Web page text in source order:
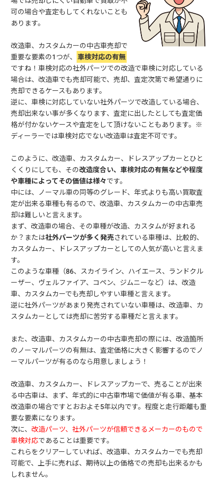
可の場合や査定もしてくれないことも
あります。
改造車、カスタムカーの中古車売却で
重要な要素の1つが、 車検対応の有無
ですね！車検対応の社外パーツでの改造で車検に対応している
場合は、改造車でも売却可能で、売却、査定次第で希望通りに
売却できるケースもあります。
逆に、車検に対応していない社外パーツで改造している場合、
売却出来ない事が多くなります、査定に出したとしても査定価
格が付かないケースや査定をして頂けないこともあります。※
ディーラーでは車検対応でない改造車は査定不可です。
このように、改造車、カスタムカー、ドレスアップカーとひと
くくりにしても、その改造度合い、車検対応の有無などや程度
や車種によってその価値は様々です。
中には、ノーマル車の同等のグレード、年式よりも高い買取査
定が出来る車種も有るので、改造車、カスタムカーの中古車売
却は難しいと言えます。
まず、改造車の場合、その車種が改造、カスタムが好まれる
か？または社外パーツが多く発売されている車種は、比較的、
カスタムカー、ドレスアップカーとしての人気が高いと言えま
す。
このような車種（86、スカイライン、ハイエース、ランドクル
ーザー、ヴェルファイア、コペン、ジムニーなど）は、改造
車、カスタムカーでも売却しやすい車種と言えます。
逆に社外パーツがあまり発売されていない車種は、改造車、カ
スタムカーとしては売却に苦労する車種だと言えます。
また、改造車、カスタムカーの中古車売却の際には、改造箇所
のノーマルパーツの有無は、査定価格に大きく影響するのでノ
ーマルパーツが有るのなら用意しましょう！
改造車、カスタムカー、ドレスアップカーで、売ることが出来
る中古車は、まず、年式的に中古車市場で価値が有る車、基本
改造車の場合ですとおおよそ5年以内です。程度と走行距離も重
要な要素になります。
次に、改造パーツ、社外パーツが信頼できるメーカーのもので
車検対応であることは重要です。
これらをクリアーしていれば、改造車、カスタムカーでも売却
可能で、上手に売れば、期待以上の価格での売却も出来るかも
しれません。